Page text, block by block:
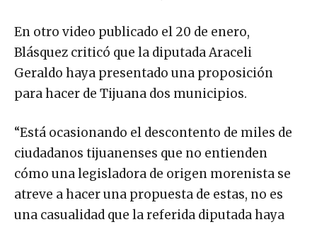
En otro video publicado el 20 de enero,
Blásquez criticó que la diputada Araceli
Geraldo haya presentado una proposición
para hacer de Tijuana dos municipios.
“Está ocasionando el descontento de miles de
ciudadanos tijuanenses que no entienden
cómo una legisladora de origen morenista se
atreve a hacer una propuesta de estas, no es
una casualidad que la referida diputada haya